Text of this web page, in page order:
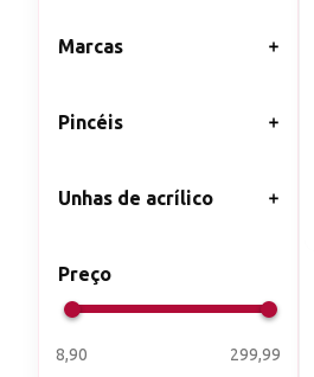
PÓ ACRÍLICO
UNHAS DE ACRILICO E
Marcas
VOLIA
Pincéis
Unhas de acrílico
Preço